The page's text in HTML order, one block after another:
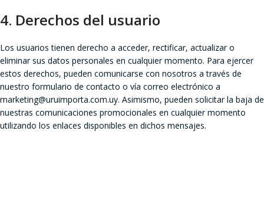
4. Derechos del usuario
Los usuarios tienen derecho a acceder, rectificar, actualizar o
eliminar sus datos personales en cualquier momento. Para ejercer
estos derechos, pueden comunicarse con nosotros a través de
nuestro formulario de contacto o vía correo electrónico a
marketing@uruimporta.com.uy. Asimismo, pueden solicitar la baja de
nuestras comunicaciones promocionales en cualquier momento
utilizando los enlaces disponibles en dichos mensajes.